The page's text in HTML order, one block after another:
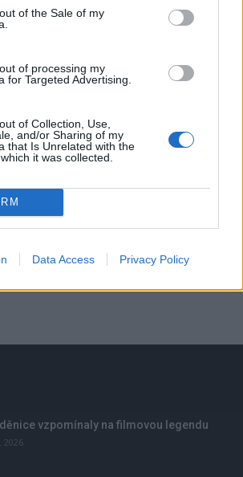
of the Sale of my
of processing my
for Targeted Advertising.
of Collection, Use,
and/or Sharing of my
that Is Unrelated with the
it was collected.
Data Access Privacy Policy
kraj upravil pravidla soutěže.
nově získají body i za předcházení
odpadu
vzpomínaly na filmovou legendu
2026